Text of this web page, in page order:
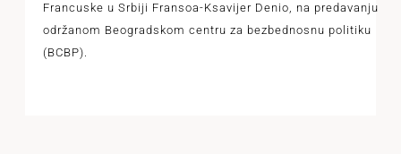
Francuske u Srbiji Fransoa-Ksavijer Denio, na predavanju
održanom Beogradskom centru za bezbednosnu politiku
(BCBP).